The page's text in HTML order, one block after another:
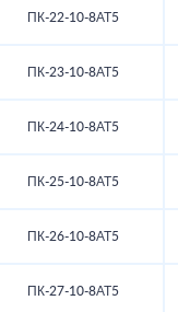
ПК-22-10-8АТ5
ПК-23-10-8АТ5
ПК-24-10-8АТ5
ПК-25-10-8АТ5
ПК-26-10-8АТ5
ПК-27-10-8АТ5